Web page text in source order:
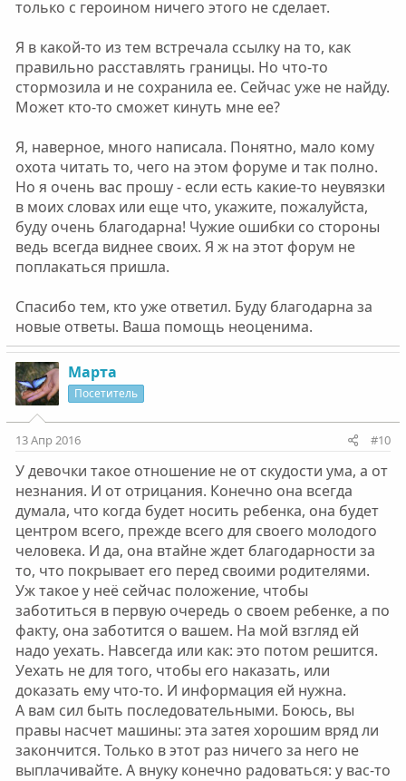
только с героином ничего этого не сделает.
Я в какой-то из тем встречала ссылку на то, как
правильно расставлять границы. Но что-то
стормозила и не сохранила ее. Сейчас уже не найду.
Может кто-то сможет кинуть мне ее?
Я, наверное, много написала. Понятно, мало кому
охота читать то, чего на этом форуме и так полно.
Но я очень вас прошу - если есть какие-то неувязки
в моих словах или еще что, укажите, пожалуйста,
буду очень благодарна! Чужие ошибки со стороны
ведь всегда виднее своих. Я ж на этот форум не
поплакаться пришла.
Спасибо тем, кто уже ответил. Буду благодарна за
новые ответы. Ваша помощь неоценима.
Марта
Посетитель
13 Апр 2016 #10
У девочки такое отношение не от скудости ума, а от
незнания. И от отрицания. Конечно она всегда
думала, что когда будет носить ребенка, она будет
центром всего, прежде всего для своего молодого
человека. И да, она втайне ждет благодарности за
то, что покрывает его перед своими родителями.
Уж такое у неё сейчас положение, чтобы
заботиться в первую очередь о своем ребенке, а по
факту, она заботится о вашем. На мой взгляд ей
надо уехать. Навсегда или как: это потом решится.
Уехать не для того, чтобы его наказать, или
доказать ему что-то. И информация ей нужна.
А вам сил быть последовательными. Боюсь, вы
правы насчет машины: эта затея хорошим вряд ли
закончится. Только в этот раз ничего за него не
выплачивайте. А внуку конечно радоваться: у вас-то